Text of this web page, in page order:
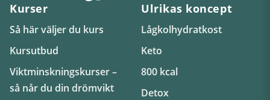
Kurser
Så här väljer du kurs
Kursutbud
Viktminskningskurser –
så når du din drömvikt
Ulrikas koncept
Lågkolhydratkost
Keto
800 kcal
Detox